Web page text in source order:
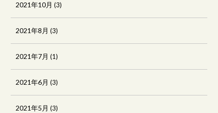
2021年10月 (3)
2021年8月 (3)
2021年7月 (1)
2021年6月 (3)
2021年5月 (3)